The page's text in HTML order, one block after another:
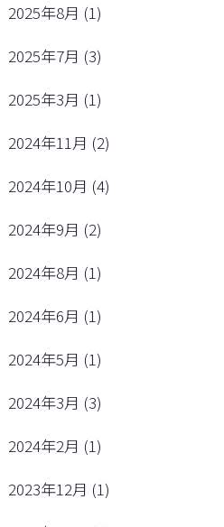
2025年8月 (1)
2025年7月 (3)
2025年3月 (1)
2024年11月 (2)
2024年10月 (4)
2024年9月 (2)
2024年8月 (1)
2024年6月 (1)
2024年5月 (1)
2024年3月 (3)
2024年2月 (1)
2023年12月 (1)